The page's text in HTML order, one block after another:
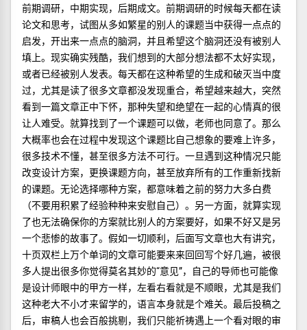
前期调研，中期实现，后期成文。前期调研的时候每天都在读
论文和思考，试图从多如繁星的别人的课题当中获得一点点的
启发，开出来一点点的脑洞，并且希望这个脑洞还没有被别人
填上。现实确实残酷，我们想到的大部分想法都不太好实现，
或者已经被别人发表。每天都在这种希望的生成和破灭当中度
过，尤其是读了很多文章都没发现重合，希望越来越大，突然
看到一篇文章正中下怀，那种失望和绝望在一起的心情真的很
让人难受。就算找到了一个课题可以做，老师也同意了。那么
大概率也会在过程中发现这个课题比自己想象的要难上许多，
很多技术不懂，甚至很多方法不可行。一旦遇到这种情况只能
改变设计方案，更换课题方向，甚至放弃所有的工作重新找新
的课题。无论选择哪种方案，都意味着之前的努力大多白费
（不要用积累了经验种种来安慰自己）。另一方面，就算实现
了也无法确保你的方案就比别人的方案要好，如果不好又是另
一个悲惨的故事了。假如一切顺利，后面写文章也大有讲究，
十页双栏上万个单词的文章可能要来来回回写个好几遍，被很
多人提出很多你觉得莫名其妙的“意见”，自己的导师也可能像
是设计师眼中的甲方一样，左看右看就是不顺眼，尤其是我们
这种老大不小才来留学的，语言本身就是个难关。最后投稿之
后，审稿人也会百般挑剔，我们只能祈祷遇上一个看对眼的审